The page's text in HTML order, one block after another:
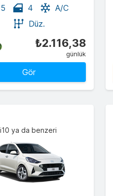
5 4
A/C
Düz.
₺2.116,38
günlük
Gör
ya da benzeri